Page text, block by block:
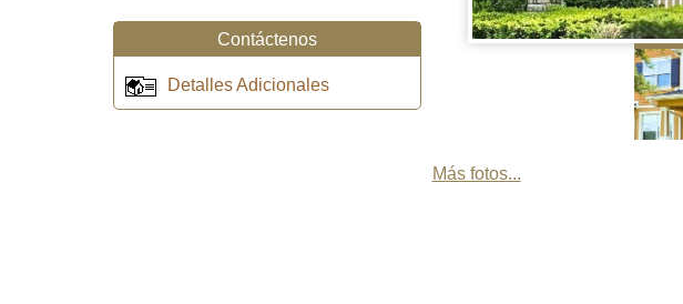
Más fotos...
Contáctenos
Detalles Adicionales